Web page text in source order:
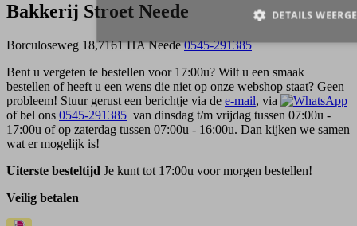
Bakkerij Stroet Neede
Borculoseweg 18,7161 HA Neede0545-291385
Bent u vergeten te bestellen voor 17:00u? Wilt u een smaak
bestellen of heeft u een wens die niet op onze webshop staat? Geen
probleem! Stuur gerust een berichtje via de e-mail, via
of bel ons 0545-291385 van dinsdag t/m vrijdag tussen 07:00u -
17:00u of op zaterdag tussen 07:00u - 16:00u. Dan kijken we samen
wat er mogelijk is!
Uiterste besteltijd Je kunt tot 17:00u voor morgen bestellen!
Veilig betalen